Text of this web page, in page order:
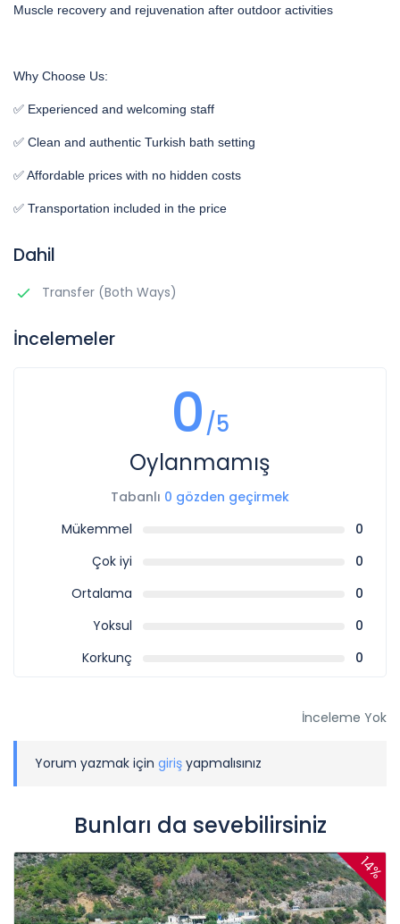
Muscle recovery and rejuvenation after outdoor activities
Why Choose Us:
✅ Experienced and welcoming staff
✅ Clean and authentic Turkish bath setting
✅ Affordable prices with no hidden costs
✅ Transportation included in the price
Dahil
Transfer (Both Ways)
İncelemeler
0/5
Oylanmamış
Tabanlı 0 gözden geçirmek
Mükemmel
0
Çok iyi
0
Ortalama
0
Yoksul
0
Korkunç
0
İnceleme Yok
Yorum yazmak için giriş yapmalısınız
Bunları da sevebilirsiniz
14%